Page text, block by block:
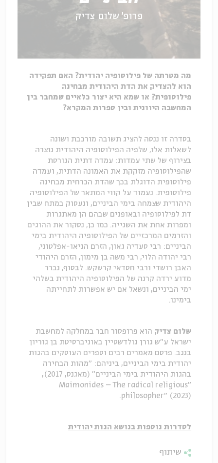
פרופ' שלום צדיק
מה מטרתה של פילוסופיה יהודית? האם תפקידה
הוא להצדיק את הדת היהודית מבחינה
פילוסופית? או שמא היא יצור כלאיים שמחבר בין
המחשבה היוונית ובין ספרות המקרא?
בסדרה זו ננסה להציג תשובה מורכבת ושונה
לשאלות אלו, שלפיה הפילוסופיה היהודית נוצרה
בצירוף של שתי עמדות: עמדה דתית הגורסת
שהפילוסופיה מזקקת את האמונה הדתית, ועמדה
פילוסופית הדוגלת בכך שהדת הכרחית מבחינה
פילוסופית. נעמוד על קווי המתאר של הפילוסופיה
היהודית שצמחה בימי הביניים, ונעסוק במתח שבין
דת לפילוסופיה ובאופנים שבהם הן מאתגרות
ומפרות אחת את השנייה. כמו כן, נסקור את ההוגים
והזרמים המרכזיים של הפילוסופיה היהודית בימי
הביניים: רבי סעדיה גאון, הזרם הניאו-אפלטוני,
רבי יהודה הלוי, רבי משה בן מימון, הזרם היהודי
האבן רושדי ורבי חסדאי קרשקש. לבסוף, נברר
מדוע ירדה קרנה של הפילוסופיה היהודית בשלהי
ימי הביניים, ונשאל אם יש אפשרות לתחייתה
בימינו.
שלום צדיק הוא פרופסור חבר במחלקה למחשבת
ישראל ע"ש גורן גולדשטיין באוניברסיטת בן גוריון
בנגב. פרסם מאמרים רבים וספרים העוסקים בהגות
יהודית בימי הביניים, ביניהם: "מהות הבחירה
בהגות היהודית בימי הביניים" (מאגנס, 2017),
"Maimonides – The radical religious
philosopher" (2023).
לסדרות נוספות בנושא הגות יהודית
שיתוף